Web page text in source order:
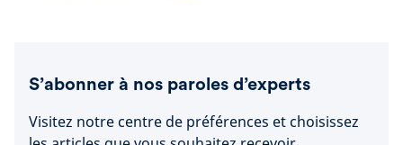
S’abonner à nos paroles d’experts
Visitez notre centre de préférences et choisissez